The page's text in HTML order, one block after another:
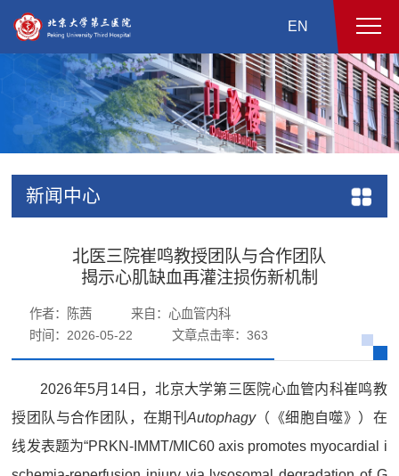
EN
新闻中心
北医三院崔鸣教授团队与合作团队
揭示心肌缺血再灌注损伤新机制
作者：陈茜
来自：心血管内科
时间：2026-05-22
文章点击率：363
2026年5月14日，北京大学第三医院心血管内科崔鸣教
授团队与合作团队，在期刊Autophagy（《细胞自噬》）在
线发表题为“PRKN-IMMT/MIC60 axis promotes myocardial i